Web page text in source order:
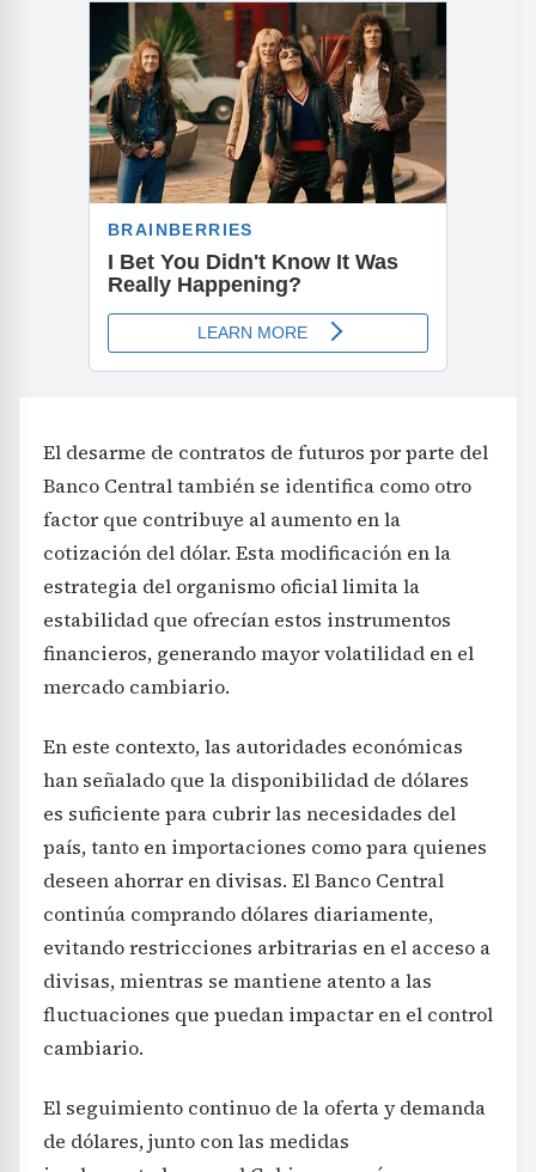
El desarme de contratos de futuros por parte del
Banco Central también se identifica como otro
factor que contribuye al aumento en la
cotización del dólar. Esta modificación en la
estrategia del organismo oficial limita la
estabilidad que ofrecían estos instrumentos
financieros, generando mayor volatilidad en el
mercado cambiario.
En este contexto, las autoridades económicas
han señalado que la disponibilidad de dólares
es suficiente para cubrir las necesidades del
país, tanto en importaciones como para quienes
deseen ahorrar en divisas. El Banco Central
continúa comprando dólares diariamente,
evitando restricciones arbitrarias en el acceso a
divisas, mientras se mantiene atento a las
fluctuaciones que puedan impactar en el control
cambiario.
El seguimiento continuo de la oferta y demanda
de dólares, junto con las medidas